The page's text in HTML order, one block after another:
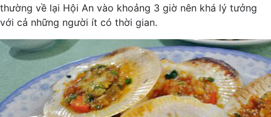
thường về lại Hội An vào khoảng 3 giờ nên khá lý tưởng
với cả những người ít có thời gian.